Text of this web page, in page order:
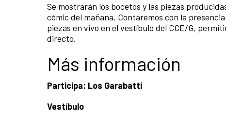
Se mostrarán los bocetos y las piezas
cómic del mañana. Contaremos con la
piezas en vivo en el vestíbulo del CCE/G,
directo.
Más información
Participa: Los Garabatti
Vestíbulo